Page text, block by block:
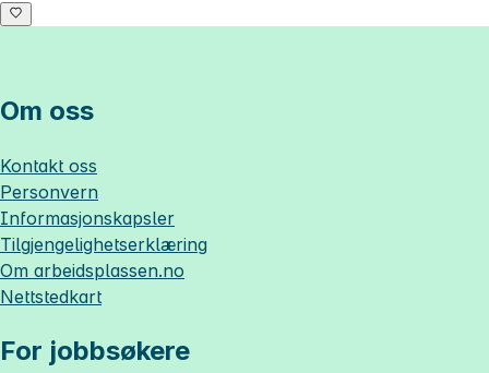
Om oss
Kontakt oss
Personvern
Informasjonskapsler
Tilgjengelighetserklæring
Om arbeidsplassen.no
Nettstedkart
For jobbsøkere